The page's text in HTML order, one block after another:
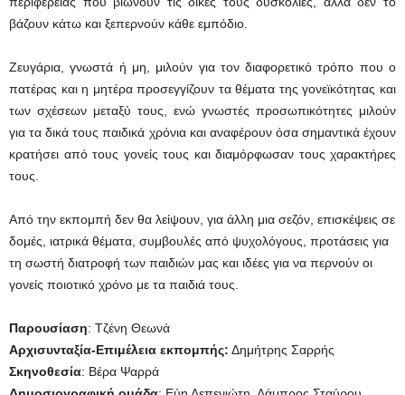
βάζουν κάτω και ξεπερνούν κάθε εμπόδιο.
Ζευγάρια, γνωστά ή μη, μιλούν για τον διαφορετικό τρόπο που ο
πατέρας και η μητέρα προσεγγίζουν τα θέματα της γονεϊκότητας και
των σχέσεων μεταξύ τους, ενώ γνωστές προσωπικότητες μιλούν
για τα δικά τους παιδικά χρόνια και αναφέρουν όσα σημαντικά έχουν
κρατήσει από τους γονείς τους και διαμόρφωσαν τους χαρακτήρες
τους.
Από την εκπομπή δεν θα λείψουν, για άλλη μια σεζόν, επισκέψεις σε
δομές, ιατρικά θέματα, συμβουλές από ψυχολόγους, προτάσεις για
τη σωστή διατροφή των παιδιών μας και ιδέες για να περνούν οι
γονείς ποιοτικό χρόνο με τα παιδιά τους.
Παρουσίαση: Τζένη Θεωνά
Αρχισυνταξία-Επιμέλεια εκπομπής: Δημήτρης Σαρρής
Σκηνοθεσία: Βέρα Ψαρρά